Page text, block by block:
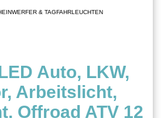
& TAGFAHRLEUCHTEN
Auto, LKW,
Arbeitslicht,
Offroad ATV 12